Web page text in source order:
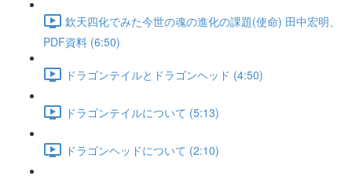
欽天四化でみた今世の魂の進化の課題(使命) 田中宏明、
PDF資料 (6:50)
ドラゴンテイルとドラゴンヘッド (4:50)
ドラゴンテイルについて (5:13)
ドラゴンヘッドについて (2:10)